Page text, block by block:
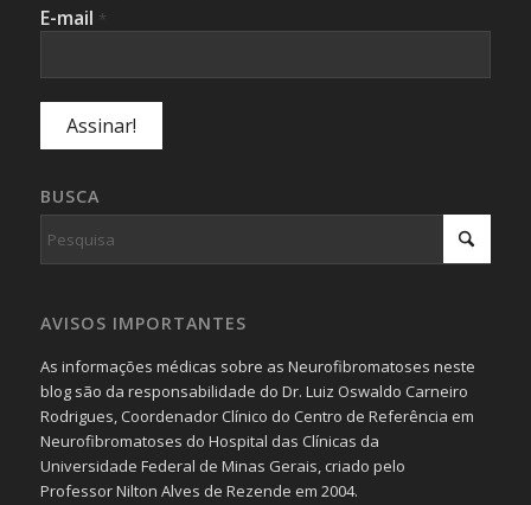
E-mail *
BUSCA
AVISOS IMPORTANTES
As informações médicas sobre as Neurofibromatoses neste
blog são da responsabilidade do Dr. Luiz Oswaldo Carneiro
Rodrigues, Coordenador Clínico do Centro de Referência em
Neurofibromatoses do Hospital das Clínicas da
Universidade Federal de Minas Gerais, criado pelo
Professor Nilton Alves de Rezende em 2004.